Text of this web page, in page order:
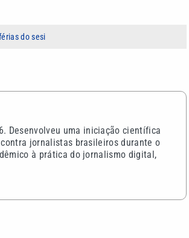
do sesi
Desenvolveu uma iniciação científica
jornalistas brasileiros durante o
à prática do jornalismo digital,